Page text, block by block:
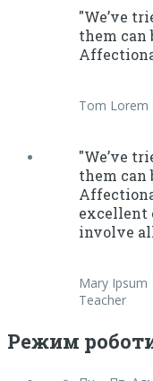
"We’ve
them can
Tom Lorem
"We’ve
them can
excellent
involve
Mary Ipsum
Teacher
Режим